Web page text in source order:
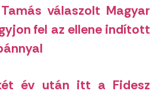
válaszolt Magyar
fel az ellene indított
év után itt a Fidesz